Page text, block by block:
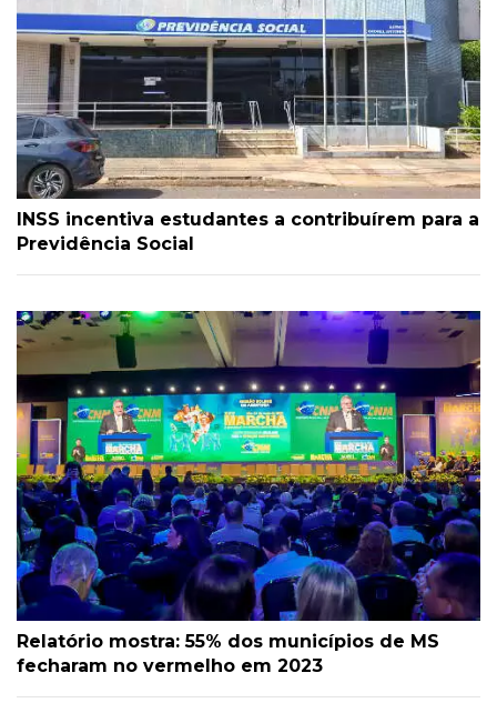
INSS incentiva estudantes a contribuírem para a
Previdência Social
Relatório mostra: 55% dos municípios de MS
fecharam no vermelho em 2023